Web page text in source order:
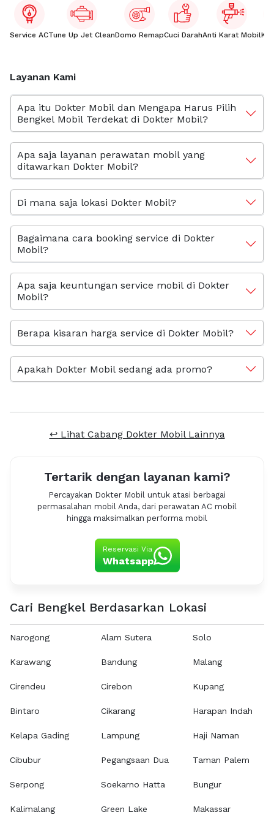
Service ACTune Up Jet CleanDomo RemapCuci DarahAnti Karat Mobil
Layanan Kami
Apa itu Dokter Mobil dan Mengapa Harus Pilih
Bengkel Mobil Terdekat di Dokter Mobil?
Apa saja layanan perawatan mobil yang
ditawarkan Dokter Mobil?
Di mana saja lokasi Dokter Mobil?
Bagaimana cara booking service di Dokter
Mobil?
Apa saja keuntungan service mobil di Dokter
Mobil?
Berapa kisaran harga service di Dokter Mobil?
Apakah Dokter Mobil sedang ada promo?
↩ Lihat Cabang Dokter Mobil Lainnya
Tertarik dengan layanan kami?
Percayakan Dokter Mobil untuk atasi berbagai
permasalahan mobil Anda, dari perawatan AC mobil
hingga maksimalkan performa mobil
Reservasi Via
Whatsapp
Cari Bengkel Berdasarkan Lokasi
Narogong
Karawang
Cirendeu
Bintaro
Kelapa Gading
Cibubur
Serpong
Kalimalang
Alam Sutera
Bandung
Cirebon
Cikarang
Lampung
Pegangsaan Dua
Soekarno Hatta
Green Lake
Solo
Malang
Kupang
Harapan Indah
Haji Naman
Taman Palem
Bungur
Makassar